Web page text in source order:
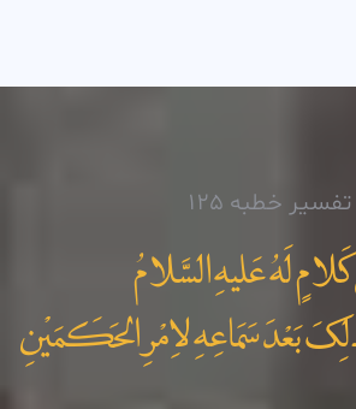
تفسیر خطبه 125
لَهُ عَليهِ السَّلامُ
بَعْدَ سَمَاعِهِ لاِمْرِ الحَکَمَيْنِ